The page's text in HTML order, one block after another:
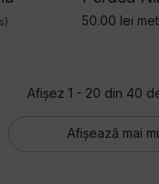
50.00 lei
Afișez 1 - 20 din 40
Afișează mai